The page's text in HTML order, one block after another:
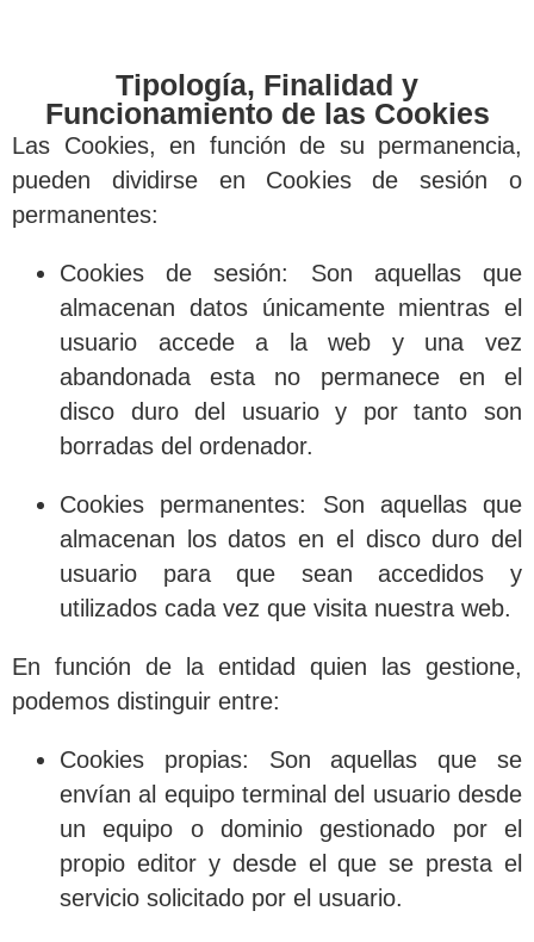
Tipología, Finalidad y
Funcionamiento de las Cookies
Las Cookies, en función de su permanencia,
pueden dividirse en Cookies de sesión o
permanentes:
Cookies de sesión: Son aquellas que
almacenan datos únicamente mientras el
usuario accede a la web y una vez
abandonada esta no permanece en el
disco duro del usuario y por tanto son
borradas del ordenador.
Cookies permanentes: Son aquellas que
almacenan los datos en el disco duro del
usuario para que sean accedidos y
utilizados cada vez que visita nuestra web.
En función de la entidad quien las gestione,
podemos distinguir entre:
Cookies propias: Son aquellas que se
envían al equipo terminal del usuario desde
un equipo o dominio gestionado por el
propio editor y desde el que se presta el
servicio solicitado por el usuario.